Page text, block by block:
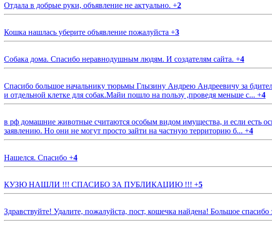
Отдала в добрые руки, объявление не актуально. +2
Кошка нашлась уберите объявление пожалуйста +3
Собака дома. Спасибо неравнодушным людям. И создателям сайта. +4
Спасибо большое начальнику тюрьмы Глызину Андрею Андреевичу за
и отдельной клетке для собак.Майи пошло на пользу ,проведя меньше с... +4
в рф домашние животные считаются особым видом имущества, и если есть
заявлению. Но они не могут просто зайти на частную территорию б... +4
Нашелся. Спасибо +4
КУЗЮ НАШЛИ !!! СПАСИБО ЗА ПУБЛИКАЦИЮ !!! +5
Здравствуйте! Удалите, пожалуйста, пост, кошечка найдена! Большое